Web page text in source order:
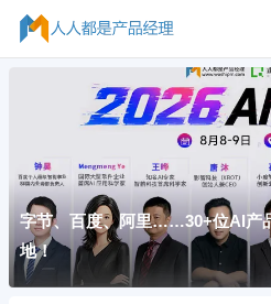
字节、百度、阿里……30+位AI产
地！